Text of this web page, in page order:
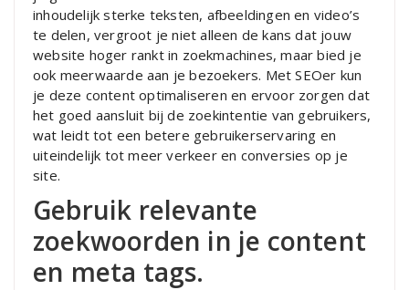
inhoudelijk sterke teksten, afbeeldingen en video’s
te delen, vergroot je niet alleen de kans dat jouw
website hoger rankt in zoekmachines, maar bied je
ook meerwaarde aan je bezoekers. Met SEOer kun
je deze content optimaliseren en ervoor zorgen dat
het goed aansluit bij de zoekintentie van gebruikers,
wat leidt tot een betere gebruikerservaring en
uiteindelijk tot meer verkeer en conversies op je
site.
Gebruik relevante
zoekwoorden in je content
en meta tags.